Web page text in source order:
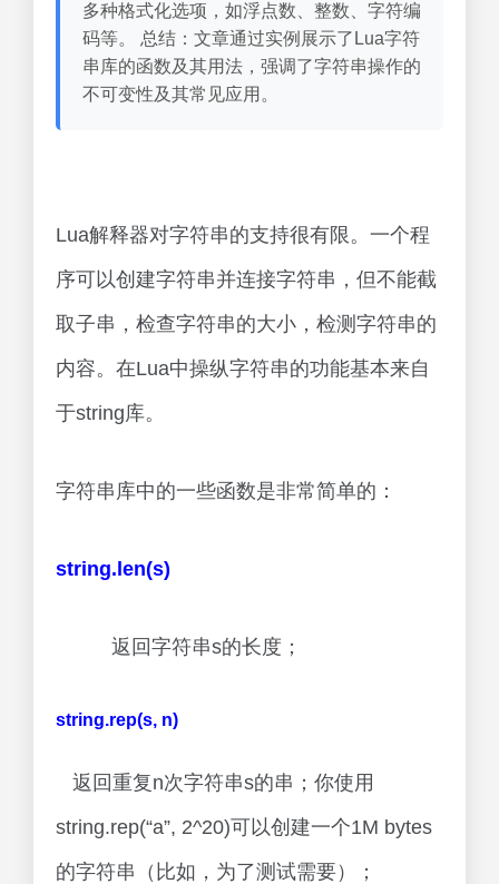
多种格式化选项，如浮点数、整数、字符编
码等。 总结：文章通过实例展示了Lua字符
串库的函数及其用法，强调了字符串操作的
不可变性及其常见应用。
Lua解释器对字符串的支持很有限。一个程
序可以创建字符串并连接字符串，但不能截
取子串，检查字符串的大小，检测字符串的
内容。在Lua中操纵字符串的功能基本来自
于string库。
字符串库中的一些函数是非常简单的：
string.len(s)
返回字符串s的长度；
string.rep(s, n)
返回重复n次字符串s的串；你使用
string.rep(“a”, 2^20)可以创建一个1M bytes
的字符串（比如，为了测试需要）；